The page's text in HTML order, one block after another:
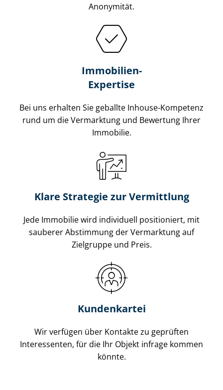
Anonymität.
Immobilien-
Expertise
Bei uns erhalten Sie geballte Inhouse-Kompetenz
rund um die Vermarktung und Bewertung Ihrer
Immobilie.
Klare Strategie zur Vermittlung
Jede Immobilie wird individuell positioniert, mit
sauberer Abstimmung der Vermarktung auf
Zielgruppe und Preis.
Kundenkartei
Wir verfügen über Kontakte zu geprüften
Interessenten, für die Ihr Objekt infrage kommen
könnte.